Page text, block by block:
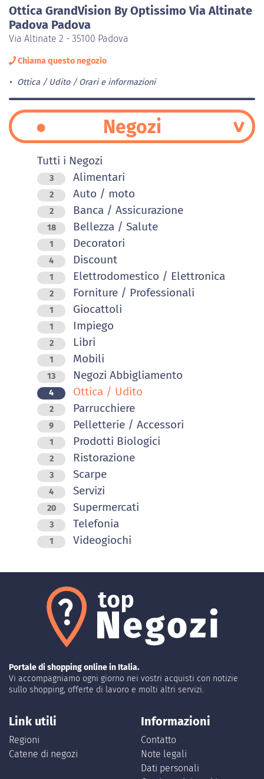
Ottica GrandVision By Optissimo Via Altinate
Padova Padova
Via Altinate 2 - 35100 Padova
Chiama questo negozio
Ottica / Udito Orari e informazioni
Negozi
Tutti i Negozi
3 Alimentari
2 Auto / moto
2 Banca / Assicurazione
18 Bellezza / Salute
1 Decoratori
4 Discount
1 Elettrodomestico / Elettronica
2 Forniture / Professionali
1 Giocattoli
1 Impiego
2 Libri
1 Mobili
13 Negozi Abbigliamento
4 Ottica / Udito
2 Parrucchiere
9 Pelletterie / Accessori
1 Prodotti Biologici
2 Ristorazione
3 Scarpe
4 Servizi
20 Supermercati
3 Telefonia
1 Videogiochi
Portale di shopping online in Italia.
Vi accompagniamo ogni giorno nei vostri acquisti con notizie
sullo shopping, offerte di lavoro e molti altri servizi.
Link utili
Regioni
Catene di negozi
Informazioni
Contatto
Note legali
Dati personali